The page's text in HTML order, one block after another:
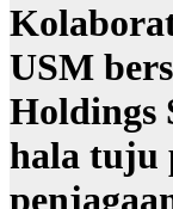
USM
Holdings
hala tuju